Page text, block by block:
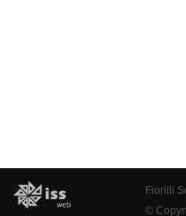
Fiorilli
©